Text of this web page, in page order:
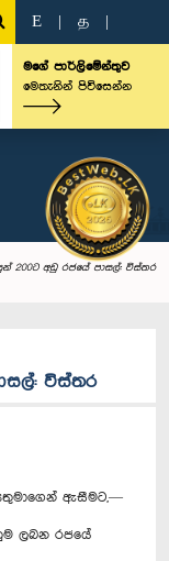
E த
මගේ පාර්ලිමේන්තුව
මෙතැනින් පිවිසෙන්න
200ට අඩු රජයේ පාසල්: විස්තර
විස්තර
ඇසීමට,—
ලබන රජයේ